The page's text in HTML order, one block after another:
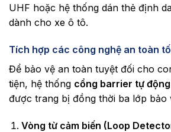
UHF hoặc hệ thống dán thẻ định
dành cho xe ô tô.
Tích hợp các công nghệ an toàn
Để bảo vệ an toàn tuyệt đối cho
tiện, hệ thống cổng barrier tự
được trang bị đồng thời ba lớp bảo
Vòng từ cảm biến (Loop